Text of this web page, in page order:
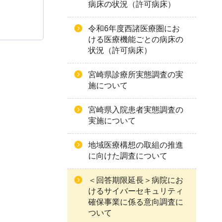
病床の状況（許可病床）
令和6年度西諸医療圏にお
ける医療機能ごとの病床の
状況（許可病床）
宮崎県診療所実態調査の実
施について
宮崎県入院患者実態調査の
実施について
地域医療構想の取組の推進
に向けた調査について
＜回答期限延長＞病院にお
けるサイバーセキュリティ
確保事業に係る意向調査に
ついて